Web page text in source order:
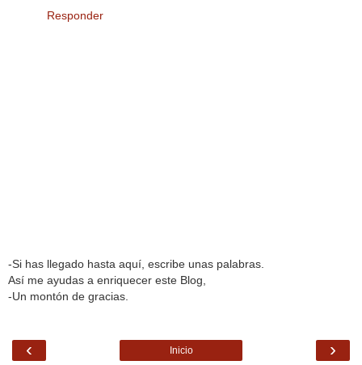
Responder
-Si has llegado hasta aquí, escribe unas palabras.
Así me ayudas a enriquecer este Blog,
-Un montón de gracias.
‹ ›
Inicio